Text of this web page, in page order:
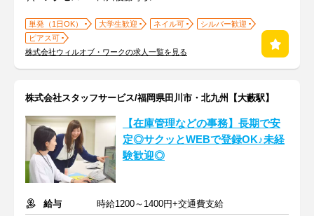
単発（1日OK） 大学生歓迎 ネイル可
シルバー歓迎
ピアス可
株式会社ウィルオブ・ワークの求人一覧を見る
株式会社スタッフサービス/福岡県田川市・北九州【大藪駅】
【在庫管理などの事務】長期で安
定◎サクッとWEBで登録OK♪未経
験歓迎◎
給与
時給1200～1400円+交通費支給